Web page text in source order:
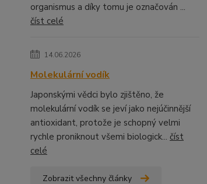
organismus a díky tomu je označován ...
číst celé
14.06.2026
Molekulární vodík
Japonskými vědci bylo zjištěno, že
molekulární vodík se jeví jako nejúčinnější
antioxidant, protože je schopný velmi
rychle proniknout všemi biologick... číst
celé
Zobrazit všechny články